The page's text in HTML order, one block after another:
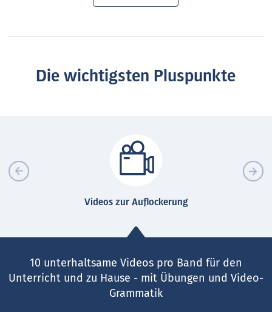
Die wichtigsten Pluspunkte
Videos zur Auflockerung
10 unterhaltsame Videos pro Band für den
Unterricht und zu Hause - mit Übungen und Video-
Grammatik